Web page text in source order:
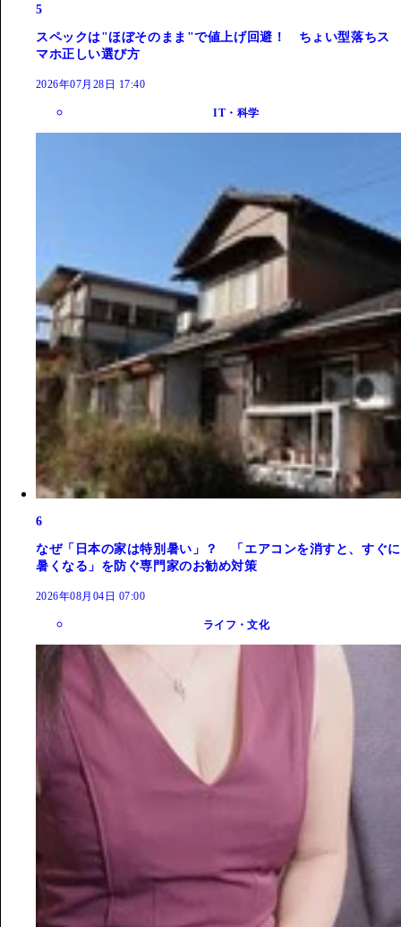
5
スペックは"ほぼそのまま"で値上げ回避！ ちょい型落ちス
マホ正しい選び方
2026年07月28日 17:40
IT・科学
6
なぜ「日本の家は特別暑い」？ 「エアコンを消すと、すぐに
暑くなる」を防ぐ専門家のお勧め対策
2026年08月04日 07:00
ライフ・文化